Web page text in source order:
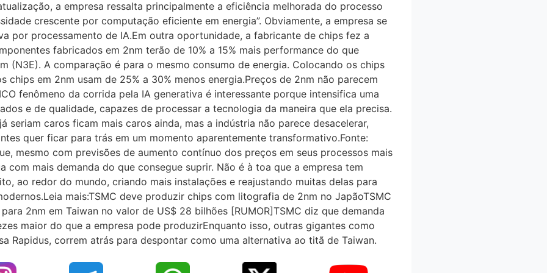
a empresa ressalta principalmente a eficiência melhorada do processo
crescente por computação eficiente em energia”. Obviamente, a empresa se
por processamento de IA.Em outra oportunidade, a fabricante de chips fez a
fabricados em 2nm terão de 10% a 15% mais performance do que
(N3E). A comparação é para o mesmo consumo de energia. Colocando os chips
chips em 2nm usam de 25% a 30% menos energia.Preços de 2nm não parecem
fenômeno da corrida pela IA generativa é interessante porque intensifica uma
e de qualidade, capazes de processar a tecnologia da maneira que ela precisa.
seriam caros ficam mais caros ainda, mas a indústria não parece desacelerar,
quer ficar para trás em um momento aparentemente transformativo.Fonte:
mesmo com previsões de aumento contínuo dos preços em seus processos mais
com mais demanda do que consegue suprir. Não é à toa que a empresa tem
ao redor do mundo, criando mais instalações e reajustando muitas delas para
mais:TSMC deve produzir chips com litografia de 2nm no JapãoTSMC
2nm em Taiwan no valor de US$ 28 bilhões [RUMOR]TSMC diz que demanda
maior do que a empresa pode produzirEnquanto isso, outras gigantes como
Rapidus, correm atrás para despontar como uma alternativa ao titã de Taiwan.